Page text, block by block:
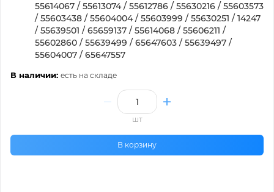
55614067 / 55613074 / 55612786 / 55630216 / 55603573
/ 55603438 / 55604004 / 55603999 / 55630251 / 14247
/ 55639501 / 65659137 / 55614068 / 55606211 /
55602860 / 55639499 / 65647603 / 55639497 /
55604007 / 65647557
В наличии: есть на складе
шт
В корзину